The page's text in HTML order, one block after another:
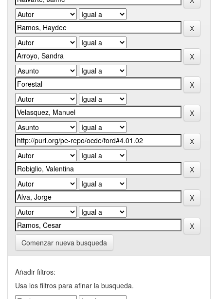
Comenzar nueva busqueda
Añadir filtros:
Usa los filtros para afinar la busqueda.